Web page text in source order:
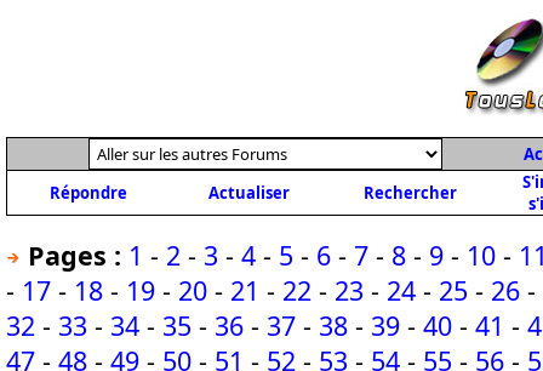
Répondre
Actualiser Rechercher
Pages : 1 - 2 - 3 - 4 - 5 - 6 - 7 - 8 - 9 - 10 -
- 17 - 18 - 19 - 20 - 21 - 22 - 23 - 24 - 25 - 26 -
32 - 33 - 34 - 35 - 36 - 37 - 38 - 39 - 40 - 41 -
47 - 48 - 49 - 50 - 51 - 52 - 53 - 54 - 55 - 56 -